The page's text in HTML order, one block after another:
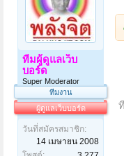
ทีมผู้ดูแลเว็บ
บอร์ด
Super Moderator
ทีมงาน
ผู้ดูแลเว็บบอร์ด
วันที่สมัครสมาชิก:
14 เมษายน 2008